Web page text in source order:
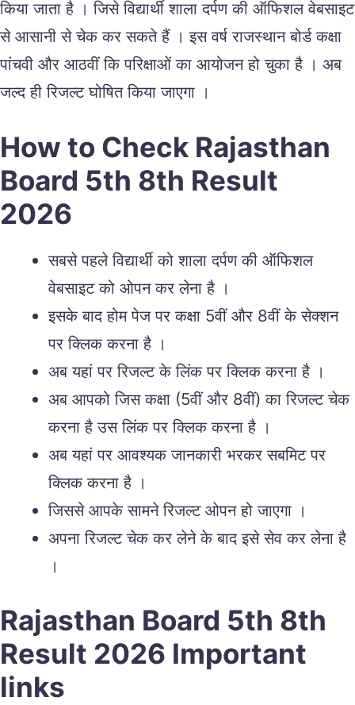
किया जाता है । जिसे विद्यार्थी शाला दर्पण की ऑफिशल वेबसाइट
से आसानी से चेक कर सकते हैं । इस वर्ष राजस्थान बोर्ड कक्षा
पांचवी और आठवीं कि परिक्षाओं का आयोजन हो चुका है । अब
जल्द ही रिजल्ट घोषित किया जाएगा ।
How to Check Rajasthan
Board 5th 8th Result
2026
सबसे पहले विद्यार्थी को शाला दर्पण की ऑफिशल
वेबसाइट को ओपन कर लेना है ।
इसके बाद होम पेज पर कक्षा 5वीं और 8वीं के सेक्शन
पर क्लिक करना है ।
अब यहां पर रिजल्ट के लिंक पर क्लिक करना है ।
अब आपको जिस कक्षा (5वीं और 8वीं) का रिजल्ट चेक
करना है उस लिंक पर क्लिक करना है ।
अब यहां पर आवश्यक जानकारी भरकर सबमिट पर
क्लिक करना है ।
जिससे आपके सामने रिजल्ट ओपन हो जाएगा ।
अपना रिजल्ट चेक कर लेने के बाद इसे सेव कर लेना है
।
Rajasthan Board 5th 8th
Result 2026 Important
links